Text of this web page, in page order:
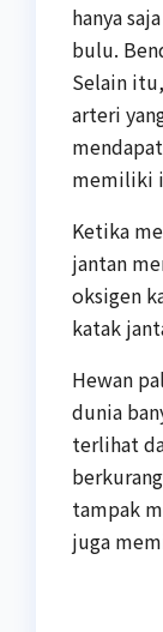
hanya
bulu.
Selain
arteri
memiliki
Ketika
jantan
oksigen
katak
Hewan
dunia
terlihat
tampak
juga